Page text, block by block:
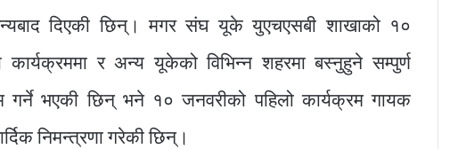
दिएकी छिन्। मगर संघ यूके युएचएसबी शाखाको १०
र अन्य यूकेको विभिन्न शहरमा बस्नुहुने सम्पुर्ण
भएकी छिन् भने १० जनवरीको पहिलो कार्यक्रम गायक
निमन्त्रणा गरेकी छिन्।